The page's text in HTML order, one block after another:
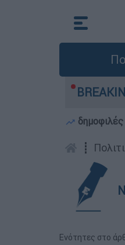
τώρα το βλέπω
┋
Ενότητες στο